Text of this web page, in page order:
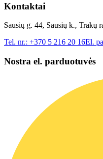
Kontaktai
Sausių g. 44, Sausių k., Trakų
Tel. nr.: +370 5 216 20 16El.
Nostra el. parduotuvės